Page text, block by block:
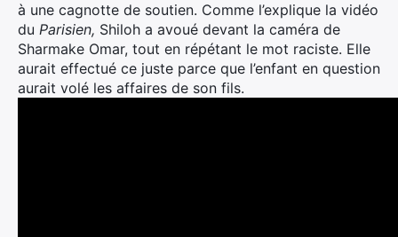
à une cagnotte de soutien. Comme l’explique la vidéo
du Parisien, Shiloh a avoué devant la caméra de
Sharmake Omar, tout en répétant le mot raciste. Elle
aurait effectué ce juste parce que l’enfant en question
aurait volé les affaires de son fils.